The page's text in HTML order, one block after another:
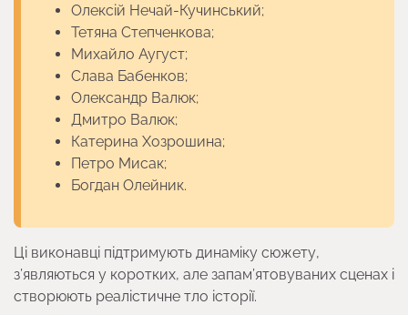
Олексій Нечай-Кучинський;
Тетяна Степченкова;
Михайло Аугуст;
Слава Бабенков;
Олександр Валюк;
Дмитро Валюк;
Катерина Хозрошина;
Петро Мисак;
Богдан Олейник.
Ці виконавці підтримують динаміку сюжету,
з’являються у коротких, але запам’ятовуваних сценах і
створюють реалістичне тло історії.